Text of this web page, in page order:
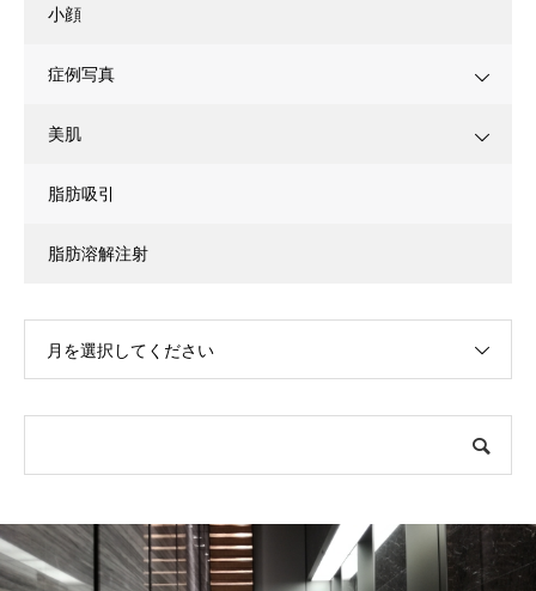
小顔
症例写真
美肌
脂肪吸引
脂肪溶解注射
月を選択してください